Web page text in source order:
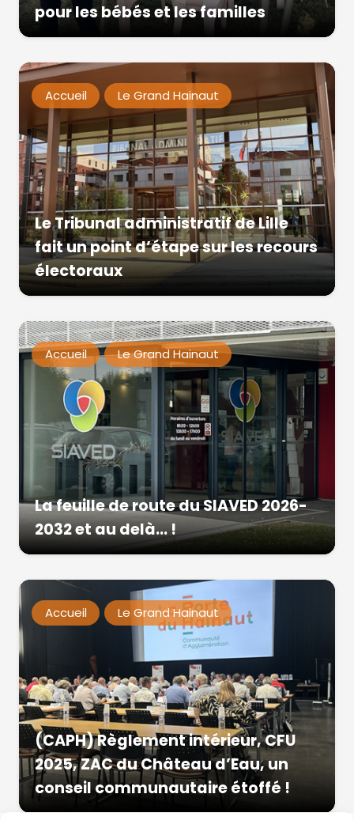
pour les bébés et les familles
Accueil Le Grand Hainaut
Le Tribunal administratif de Lille
fait un point d’étape sur les recours
électoraux
Accueil Le Grand Hainaut
La feuille de route du SIAVED 2026-
2032 et au delà… !
Accueil Le Grand Hainaut
(CAPH) Règlement intérieur, CFU
2025, ZAC du Château d’Eau, un
conseil communautaire étoffé !